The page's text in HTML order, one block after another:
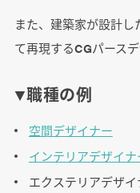
また、建築家が設計
て再現するCGパース
▼職種の例
空間デザイナー
インテリアデザイナ
エクステリアデザイ